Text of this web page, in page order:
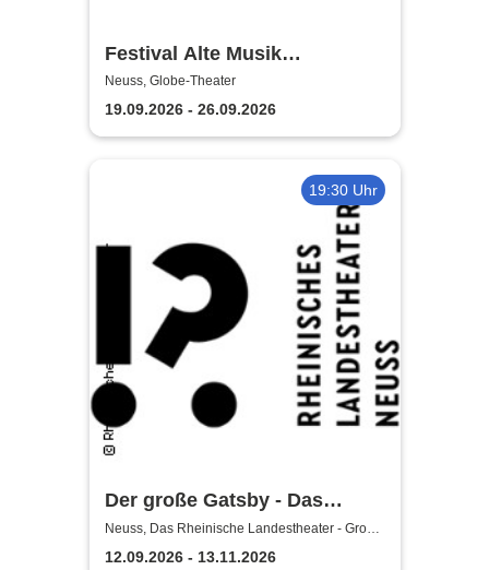
Festival Alte Musik
Knechtsteden
Neuss, Globe-Theater
19.09.2026 - 26.09.2026
19:30 Uhr
Der große Gatsby - Das
Rheinische Landestheater
Neuss
Neuss, Das Rheinische Landestheater - Große
Bühne
12.09.2026 - 13.11.2026